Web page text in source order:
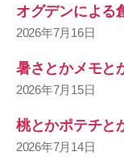
オグデンによる
2026年7月16日
暑さとかメモと
2026年7月15日
桃とかポテチと
2026年7月14日